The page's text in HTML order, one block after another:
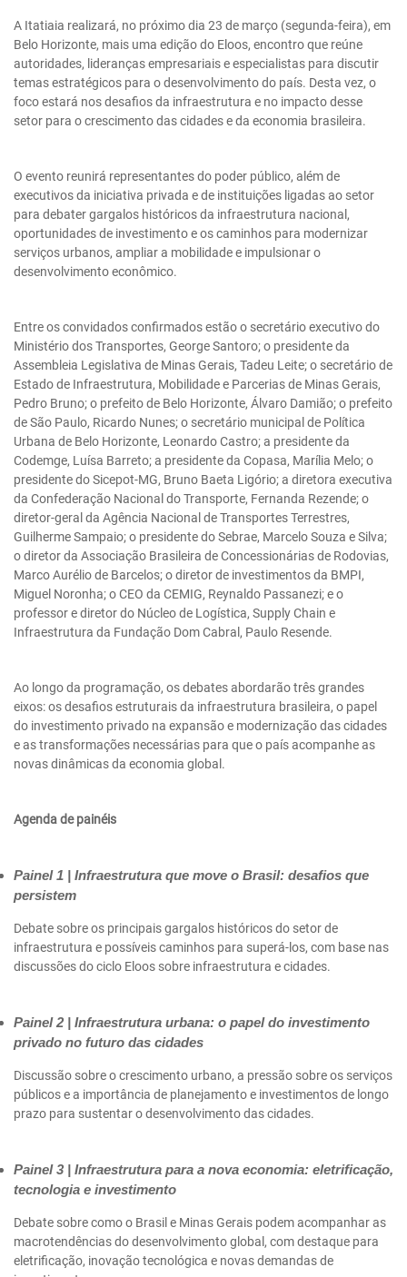
A Itatiaia realizará, no próximo dia 23 de março (segunda-feira), em
Belo Horizonte, mais uma edição do Eloos, encontro que reúne
autoridades, lideranças empresariais e especialistas para discutir
temas estratégicos para o desenvolvimento do país. Desta vez, o
foco estará nos desafios da infraestrutura e no impacto desse
setor para o crescimento das cidades e da economia brasileira.
O evento reunirá representantes do poder público, além de
executivos da iniciativa privada e de instituições ligadas ao setor
para debater gargalos históricos da infraestrutura nacional,
oportunidades de investimento e os caminhos para modernizar
serviços urbanos, ampliar a mobilidade e impulsionar o
desenvolvimento econômico.
Entre os convidados confirmados estão o secretário executivo do
Ministério dos Transportes, George Santoro; o presidente da
Assembleia Legislativa de Minas Gerais, Tadeu Leite; o secretário de
Estado de Infraestrutura, Mobilidade e Parcerias de Minas Gerais,
Pedro Bruno; o prefeito de Belo Horizonte, Álvaro Damião; o prefeito
de São Paulo, Ricardo Nunes; o secretário municipal de Política
Urbana de Belo Horizonte, Leonardo Castro; a presidente da
Codemge, Luísa Barreto; a presidente da Copasa, Marília Melo; o
presidente do Sicepot-MG, Bruno Baeta Ligório; a diretora executiva
da Confederação Nacional do Transporte, Fernanda Rezende; o
diretor-geral da Agência Nacional de Transportes Terrestres,
Guilherme Sampaio; o presidente do Sebrae, Marcelo Souza e Silva;
o diretor da Associação Brasileira de Concessionárias de Rodovias,
Marco Aurélio de Barcelos; o diretor de investimentos da BMPI,
Miguel Noronha; o CEO da CEMIG, Reynaldo Passanezi; e o
professor e diretor do Núcleo de Logística, Supply Chain e
Infraestrutura da Fundação Dom Cabral, Paulo Resende.
Ao longo da programação, os debates abordarão três grandes
eixos: os desafios estruturais da infraestrutura brasileira, o papel
do investimento privado na expansão e modernização das cidades
e as transformações necessárias para que o país acompanhe as
novas dinâmicas da economia global.
Agenda de painéis
Painel 1 | Infraestrutura que move o Brasil: desafios que
persistem
Debate sobre os principais gargalos históricos do setor de
infraestrutura e possíveis caminhos para superá-los, com base nas
discussões do ciclo Eloos sobre infraestrutura e cidades.
Painel 2 | Infraestrutura urbana: o papel do investimento
privado no futuro das cidades
Discussão sobre o crescimento urbano, a pressão sobre os serviços
públicos e a importância de planejamento e investimentos de longo
prazo para sustentar o desenvolvimento das cidades.
Painel 3 | Infraestrutura para a nova economia: eletrificação,
tecnologia e investimento
Debate sobre como o Brasil e Minas Gerais podem acompanhar as
macrotendências do desenvolvimento global, com destaque para
eletrificação, inovação tecnológica e novas demandas de